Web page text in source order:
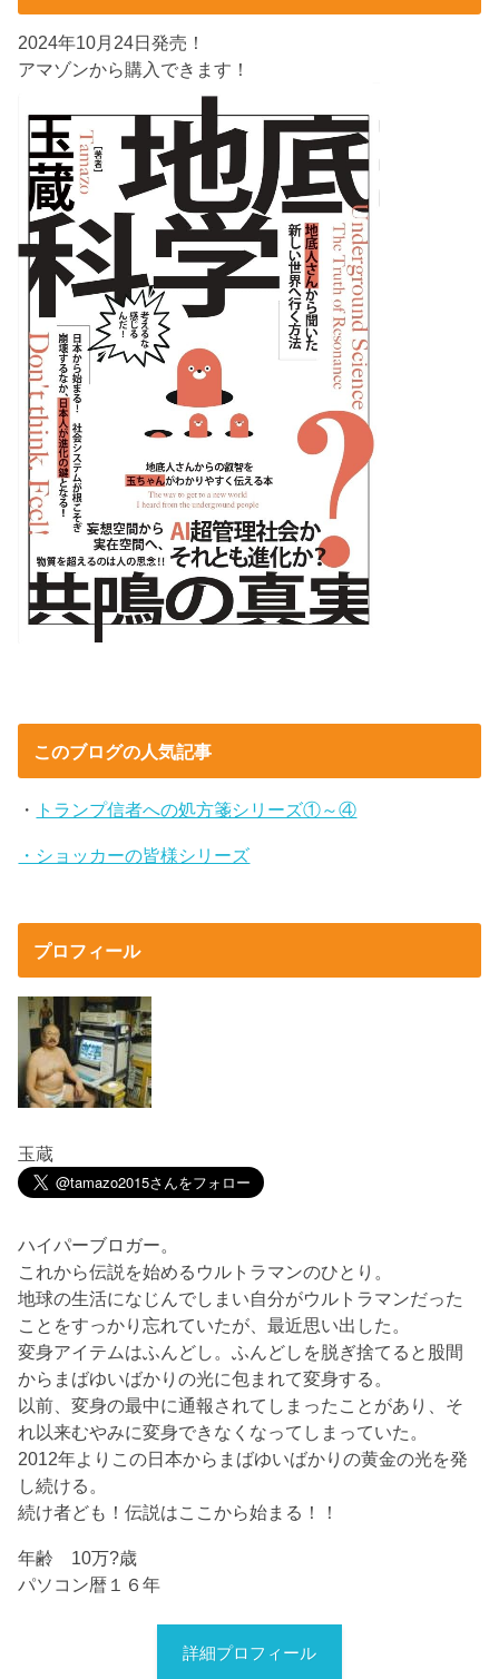
2024年10月24日発売！
アマゾンから購入できます！
このブログの人気記事
・ トランプ信者への処方箋シリーズ①～④
・ショッカーの皆様シリーズ
プロフィール
玉蔵
ハイパーブロガー。
これから伝説を始めるウルトラマンのひとり。
地球の生活になじんでしまい自分がウルトラマンだった
ことをすっかり忘れていたが、最近思い出した。
変身アイテムはふんどし。ふんどしを脱ぎ捨てると股間
からまばゆいばかりの光に包まれて変身する。
以前、変身の最中に通報されてしまったことがあり、そ
れ以来むやみに変身できなくなってしまっていた。
2012年よりこの日本からまばゆいばかりの黄金の光を発
し続ける。
続け者ども！伝説はここから始まる！！
年齢 10万?歳
パソコン暦１６年
詳細プロフィール